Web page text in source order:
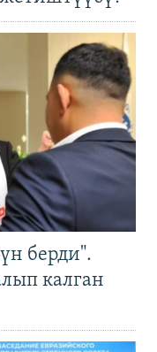
берди".
калган